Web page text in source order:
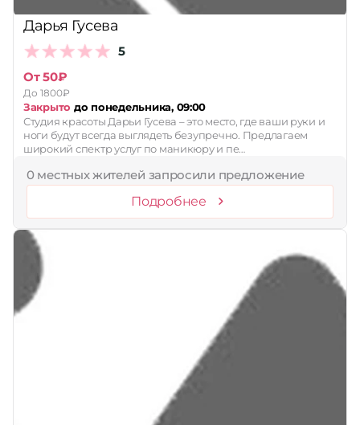
Дарья Гусева
5
От 50₽
До 1800₽
Закрыто до понедельника, 09:00
Студия красоты Дарьи Гусева – это место, где ваши руки и
ноги будут всегда выглядеть безупречно. Предлагаем
широкий спектр услуг по маникюру и пе…
0 местных жителей запросили предложение
Подробнее